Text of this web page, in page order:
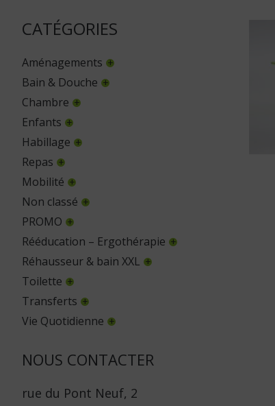
CATÉGORIES
Aménagements
Bain & Douche
Chambre
Enfants
Habillage
Repas
Mobilité
Non classé
PROMO
Rééducation – Ergothérapie
Réhausseur & bain XXL
Toilette
Transferts
Vie Quotidienne
NOUS CONTACTER
rue du Pont Neuf, 2